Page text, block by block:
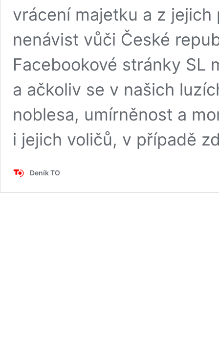
vrácení majetku a z
nenávist vůči České
Facebookové stránky SL
a ačkoliv se v našich
noblesa, umírněnost a
i jejich voličů, v případě
Deník TO